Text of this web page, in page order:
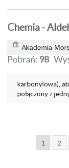
Chemia -
Akademia
Pobrań: 98
karbonylowa),
połączony z
1 2